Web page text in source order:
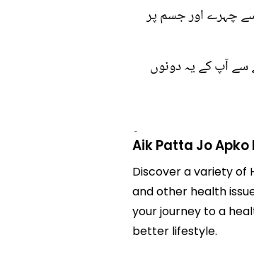
چہرے اور جسم پر
سے آپ کے یہ دونوں
Aik Patta Jo Apko
Discover a variety of
and other health
your journey to a
better lifestyle.